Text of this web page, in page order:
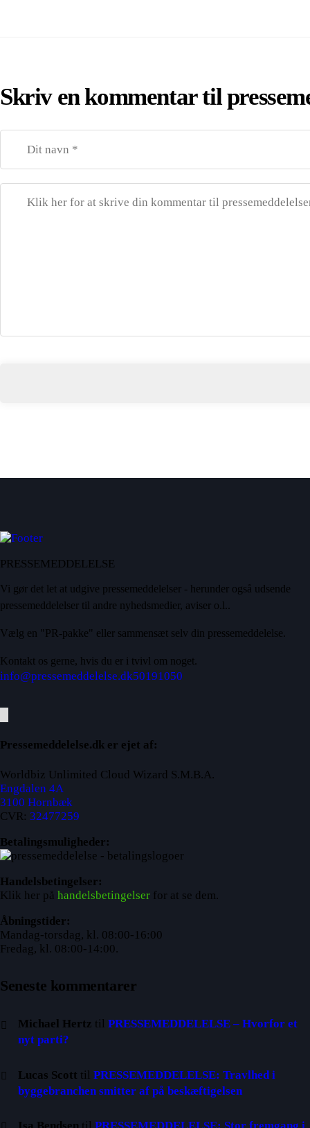
Skriv en kommentar til
PRESSEMEDDELELSE
Vi gør det let at udgive pressemeddelelser - herunder også udsende
pressemeddelelser til andre nyhedsmedier, aviser o.l..
Vælg en "PR-pakke" eller sammensæt selv din pressemeddelelse.
Kontakt os gerne, hvis du er i tvivl om noget.
info@pressemeddelelse.dk50191050
Pressemeddelelse.dk er ejet af:
Worldbiz Unlimited Cloud Wizard S.M.B.A.
Engdalen 4A
3100 Hornbæk
CVR: 32477259
Betalingsmuligheder:
Handelsbetingelser:
Klik her på handelsbetingelser for at se dem.
Åbningstider:
Mandag-torsdag, kl. 08:00-16:00
Fredag, kl. 08:00-14:00.
Seneste kommentarer
Michael Hertz tilPRESSEMEDDELELSE – Hvorfor et
nyt parti?
Lucas Scott tilPRESSEMEDDELELSE: Travlhed i
byggebranchen smitter af på beskæftigelsen